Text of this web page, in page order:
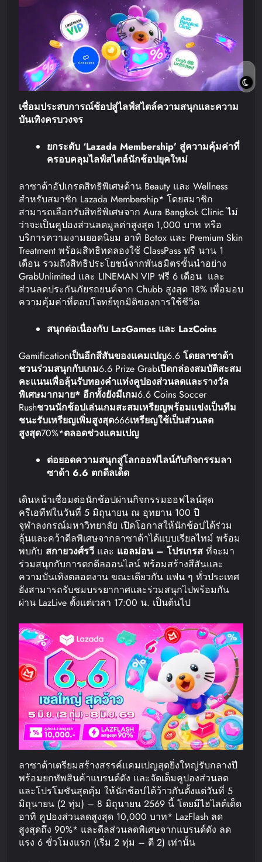
เชื่อมประสบการณ์ช้อปสู่ไลฟ์สไตล์ความสนุกและความ
บันเทิงครบวงจร
ยกระดับ ‘Lazada Membership’ สู่ความคุ้มค่าที่
ครอบคลุมไลฟ์สไตล์นักช้อปยุคใหม่
ลาซาด้าอัปเกรดสิทธิพิเศษด้าน Beauty และ Wellness
สำหรับสมาชิก Lazada Membership* โดยสมาชิก
สามารถเลือกรับสิทธิพิเศษจาก Aura Bangkok Clinic ไม่
ว่าจะเป็นคูปองส่วนลดมูลค่าสูงสุด 1,000 บาท หรือ
บริการความงามยอดนิยม อาทิ Botox และ Premium Skin
Treatment พร้อมสิทธิทดลองใช้ ClassPass ฟรี นาน 1
เดือน รวมถึงสิทธิประโยชน์จากพันธมิตรชั้นนำอย่าง
GrabUnlimited และ LINEMAN VIP ฟรี 6 เดือน และ
ส่วนลดประกันภัยรถยนต์จาก Chubb สูงสุด 18% เพื่อมอบ
ความคุ้มค่าที่ตอบโจทย์ทุกมิติของการใช้ชีวิต
สนุกต่อเนื่องกับ LazGames และ LazCoins
Gamificationเป็นอีกสีสันของแคมเปญ6.6 โดยลาซาด้า
ชวนร่วมสนุกกับเกม6.6 Prize Grabเปิดกล่องสมบัติสะสม
คะแนนเพื่อลุ้นรับทองคำแท่งคูปองส่วนลดและรางวัล
พิเศษมากมาย* อีกทั้งยังมีเกม6.6 Coins Soccer
Rushชวนนักช้อปเล่นเกมสะสมเหรียญพร้อมแข่งเป็นทีม
ชนะรับเหรียญเพิ่มสูงสุด666เหรียญใช้เป็นส่วนลด
สูงสุด70%*ตลอดช่วงแคมเปญ
ต่อยอดความสนุกสู่โลกออฟไลน์กับกิจกรรมลา
ซาด้า 6.6 ตกดีลเด็ด
เดินหน้าเชื่อมต่อนักช้อปผ่านกิจกรรมออฟไลน์สุด
ครีเอทีฟในวันที่ 5 มิถุนายน ณ อุทยาน 100 ปี
จุฬาลงกรณ์มหาวิทยาลัย เปิดโอกาสให้นักช้อปได้ร่วม
ลุ้นและคว้าดีลพิเศษจากลาซาด้าได้แบบเรียลไทม์ พร้อม
พบกับ สกายวงศ์รวี และ แอลม่อน– โปรเกรส ที่จะมา
ร่วมสนุกกับการตกดีลออนไลน์ พร้อมสร้างสีสันและ
ความบันเทิงตลอดงาน ขณะเดียวกัน แฟน ๆ ทั่วประเทศ
ยังสามารถรับชมบรรยากาศและร่วมสนุกไปพร้อมกัน
ผ่าน LazLive ตั้งแต่เวลา 17:00 น. เป็นต้นไป
ลาซาด้าเตรียมสร้างสรรค์แคมเปญสุดยิ่งใหญ่รับกลางปี
พร้อมยกทัพสินค้าแบรนด์ดัง และจัดเต็มคูปองส่วนลด
และโปรโมชันสุดคุ้ม ให้นักช้อปได้ว้าวกันตั้งแต่วันที่ 5
มิถุนายน (2 ทุ่ม) – 8 มิถุนายน 2569 นี้ โดยมีไฮไลต์เด็ด
อาทิ คูปองส่วนลดสูงสุด 10,000 บาท* LazFlash ลด
สูงสุดถึง 90%* และดีลส่วนลดพิเศษจากแบรนด์ดัง ลด
แรง 6 ชั่วโมงแรก (เริ่ม 2 ทุ่ม – ตี 2) เท่านั้น